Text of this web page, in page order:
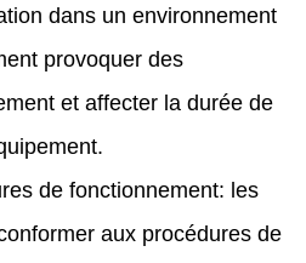
dans un environnement
provoquer des
et affecter la durée de
de fonctionnement: les
aux procédures de